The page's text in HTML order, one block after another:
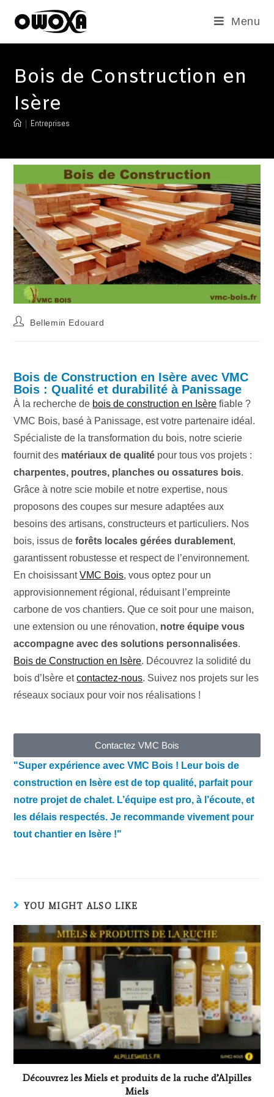
Menu
Bois de Construction en
Isère
| Entreprises
Bellemin Edouard
Bois de Construction en Isère avec VMC
Bois : Qualité et durabilité à Panissage
À la recherche de bois de construction en Isère fiable ?
VMC Bois, basé à Panissage, est votre partenaire idéal.
Spécialiste de la transformation du bois, notre scierie
fournit des matériaux de qualité pour tous vos projets :
charpentes, poutres, planches ou ossatures bois.
Grâce à notre scie mobile et notre expertise, nous
proposons des coupes sur mesure adaptées aux
besoins des artisans, constructeurs et particuliers. Nos
bois, issus deforêts locales gérées durablement,
garantissent robustesse et respect de l’environnement.
En choisissantVMC Bois, vous optez pour un
approvisionnement régional, réduisant l’empreinte
carbone de vos chantiers. Que ce soit pour une maison,
une extension ou une rénovation, notre équipe vous
accompagne avec des solutions personnalisées.
Bois de Construction en Isère. Découvrez la solidité du
bois d’Isère etcontactez-nous. Suivez nos projets sur les
réseaux sociaux pour voir nos réalisations !
Contactez VMC Bois
"Super expérience avec VMC Bois ! Leur bois de
construction en Isère est de top qualité, parfait pour
notre projet de chalet. L’équipe est pro, à l’écoute, et
les délais respectés. Je recommande vivement pour
tout chantier en Isère !"
YOU MIGHT ALSO LIKE
Découvrez les Miels et produits de la ruche d’Alpilles
Miels